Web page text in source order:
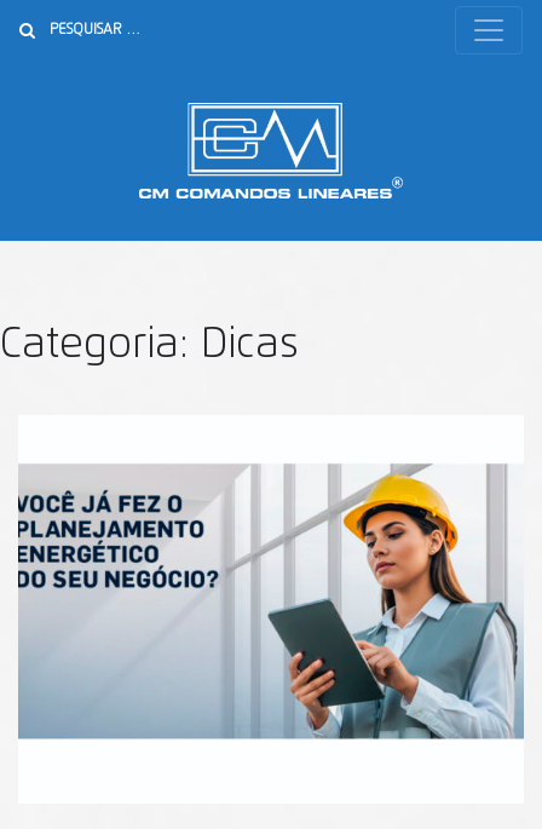
Categoria: Dicas